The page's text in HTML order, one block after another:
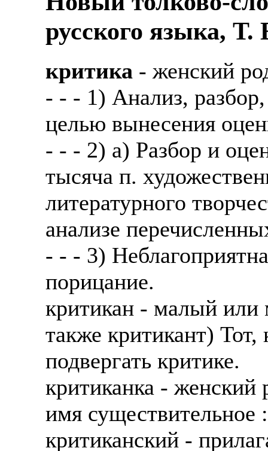
русского языка,
критика - женский
- - - 1) Анализ,
целью вынесения
- - - 2) а) Разбор и
тысяча п.
литературного
анализе
- - - 3)
порицание.
критикан - малый или
также критикант) Тот,
подвергать критике.
критиканка - женский
имя существительное
критиканский -